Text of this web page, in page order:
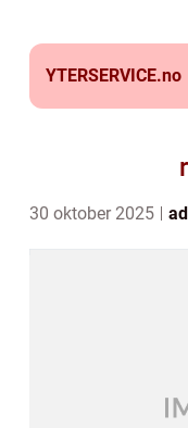
YTERSERVICE.no
30 oktober 2025